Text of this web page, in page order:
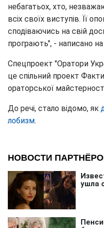
небагатьох, хто,
всіх своїх виступів. Її
сподіваючись на свій
програють", - написано на
Спецпроект "Оратори
це спільний проект
ораторської
До речі, стало відомо, як
лобизм.